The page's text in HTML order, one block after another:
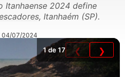
Itanhaense 2024 define
Itanhaém (SP).
04/07/2024
1de 17 ❮ ❯